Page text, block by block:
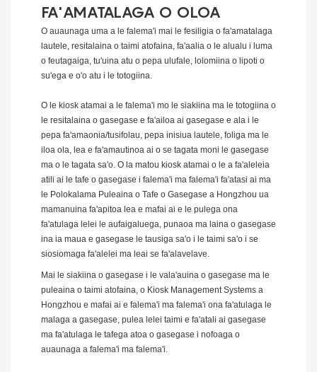
FA'AMATALAGA O OLOA
O auaunaga uma a le falema'i mai le fesiligia o fa'amatalaga
lautele, resitalaina o taimi atofaina, fa'aalia o le alualu i luma
o feutagaiga, tu'uina atu o pepa ulufale, lolomiina o lipoti o
su'ega e o'o atu i le totogiina.
O le kiosk atamai a le falema'i mo le siakiina ma le totogiina o
le resitalaina o gasegase e fa'ailoa ai gasegase e ala i le
pepa fa'amaonia/tusifolau, pepa inisiua lautele, foliga ma le
iloa ola, lea e fa'amautinoa ai o se tagata moni le gasegase
ma o le tagata sa'o. O la matou kiosk atamai o le a fa'aleleia
atili ai le tafe o gasegase i falema'i ma falema'i fa'atasi ai ma
le Polokalama Puleaina o Tafe o Gasegase a Hongzhou ua
mamanuina fa'apitoa lea e mafai ai e le pulega ona
fa'atulaga lelei le aufaigaluega, punaoa ma laina o gasegase
ina ia maua e gasegase le tausiga sa'o i le taimi sa'o i se
siosiomaga fa'alelei ma leai se fa'alavelave.
Mai le siakiina o gasegase i le vala'auina o gasegase ma le
puleaina o taimi atofaina, o Kiosk Management Systems a
Hongzhou e mafai ai e falema'i ma falema'i ona fa'atulaga le
malaga a gasegase, pulea lelei taimi e fa'atali ai gasegase
ma fa'atulaga le tafega atoa o gasegase i nofoaga o
auaunaga a falema'i ma falema'i.